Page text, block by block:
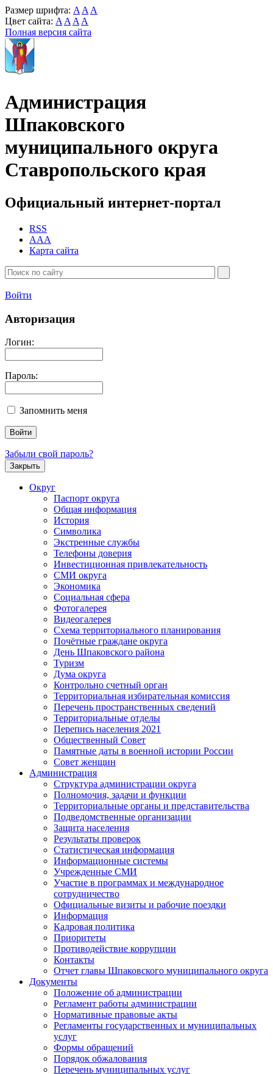
Размер шрифта: A A A
Цвет сайта: A A A A
Полная версия сайта
Администрация
Шпаковского
муниципального округа
Ставропольского края
Официальный интернет-портал
RSS
AAA
Карта сайта
Войти
Авторизация
Логин:
Пароль:
Запомнить меня
Забыли свой пароль?
Закрыть
Округ
Паспорт округа
Общая информация
История
Символика
Экстренные службы
Телефоны доверия
Инвестиционная привлекательность
СМИ округа
Экономика
Социальная сфера
Фотогалерея
Видеогалерея
Схема территориального планирования
Почётные граждане округа
День Шпаковского района
Туризм
Дума округа
Контрольно счетный орган
Территориальная избирательная комиссия
Перечень пространственных сведений
Территориальные отделы
Перепись населения 2021
Общественный Совет
Памятные даты в военной истории России
Совет женщин
Администрация
Структура администрации округа
Полномочия, задачи и функции
Территориальные органы и представительства
Подведомственные организации
Защита населения
Результаты проверок
Статистическая информация
Информационные системы
Учрежденные СМИ
Участие в программах и международное
сотрудничество
Официальные визиты и рабочие поездки
Информация
Кадровая политика
Приоритеты
Противодействие коррупции
Контакты
Отчет главы Шпаковского муниципального округа
Документы
Положение об администрации
Регламент работы администрации
Нормативные правовые акты
Регламенты государственных и муниципальных
услуг
Формы обращений
Порядок обжалования
Перечень муниципальных услуг